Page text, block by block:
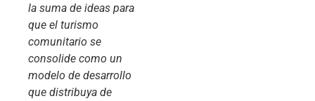
la suma de ideas para
que el turismo
comunitario se
consolide como un
modelo de desarrollo
que distribuya de